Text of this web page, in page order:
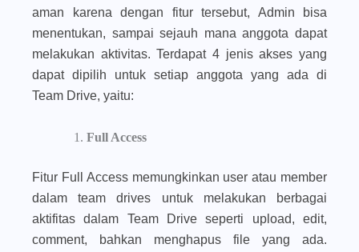
aman karena dengan fitur tersebut, Admin bisa
menentukan, sampai sejauh mana anggota dapat
melakukan aktivitas. Terdapat 4 jenis akses yang
dapat dipilih untuk setiap anggota yang ada di
Team Drive, yaitu:
Full Access
Fitur Full Access memungkinkan user atau member
dalam team drives untuk melakukan berbagai
aktifitas dalam Team Drive seperti upload, edit,
comment, bahkan menghapus file yang ada.